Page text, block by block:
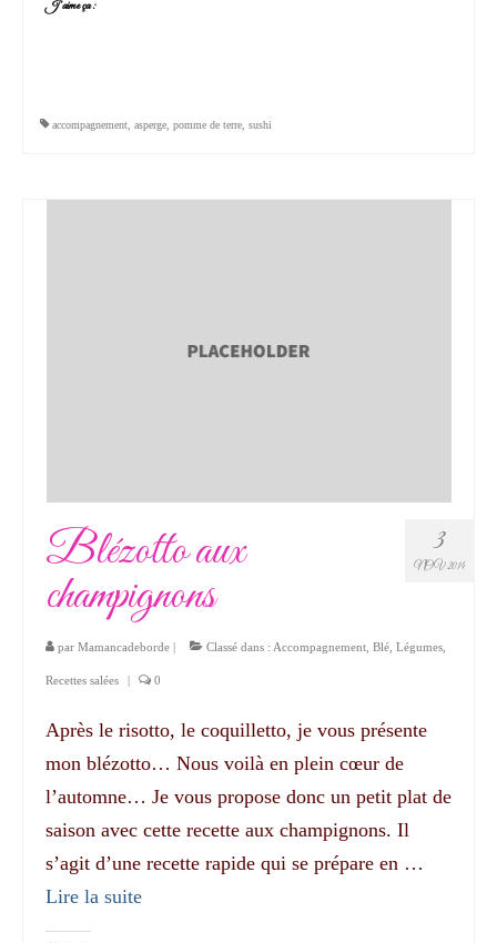
J’aime ça :
accompagnement asperge pomme de terre sushi
3
NOV 2014
Blézotto aux
champignons
par Mamancadeborde Classé dans : Accompagnement Blé Légumes
Recettes salées 0
Après le risotto, le coquilletto, je vous présente
mon blézotto… Nous voilà en plein cœur de
l’automne… Je vous propose donc un petit plat de
saison avec cette recette aux champignons. Il
s’agit d’une recette rapide qui se prépare en …
Lire la suite­­